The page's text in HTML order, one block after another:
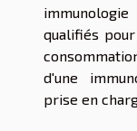
qualifiés
d'une
prise en